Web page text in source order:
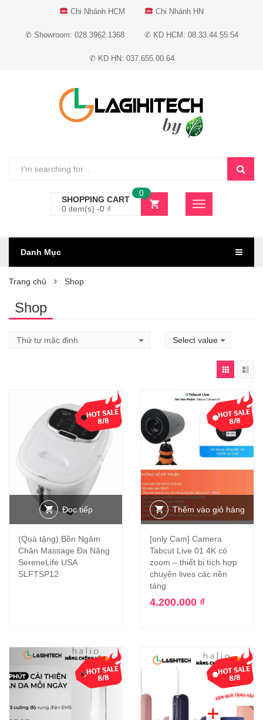
Chi Nhánh HCM Chi Nhánh HN
✆ Showroom: 028.3962.1368 ✆ KD HCM: 08.33.44.55.54
✆ KD HN: 037.655.00.64
SHOPPING CART
0 item(s) -0 ₫
0
Danh Mục
Trang chủ Shop
Shop
Đọc tiếp
(Quà tặng) Bồn Ngâm
Chân Massage Đa Năng
SereneLife USA
SLFTSP12
Thêm vào giỏ hàng
[only Cam] Camera
Tabcut Live 01 4K có
zoom – thiết bị tích hợp
chuyên lives các nền
tảng
4.200.000 ₫
-20% -36%